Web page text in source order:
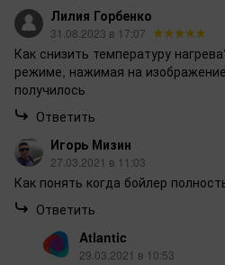
Лилия Горбенко
31.08.2023 в 17:07
Как снизить температуру
режиме, нажимая на
получилось
Ответить
Игорь Мизин
27.03.2021 в 11:03
Как понять когда бойлер
Ответить
Atlantic
29.03.2021 в 10:53